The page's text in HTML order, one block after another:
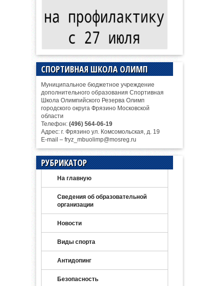
СПОРТИВНАЯ ШКОЛА ОЛИМП
Муниципальное бюджетное учреждение
дополнительного образования Спортивная
Школа Олимпийского Резерва Олимп
городского округа Фрязино Московской
области
Телефон: (496) 564-06-19
Адрес: г. Фрязино ул. Комсомольская, д. 19
E-mail – fryz_mbuolimp@mosreg.ru
РУБРИКАТОР
На главную
Сведения об образовательной
организации
Новости
Виды спорта
Антидопинг
Безопасность